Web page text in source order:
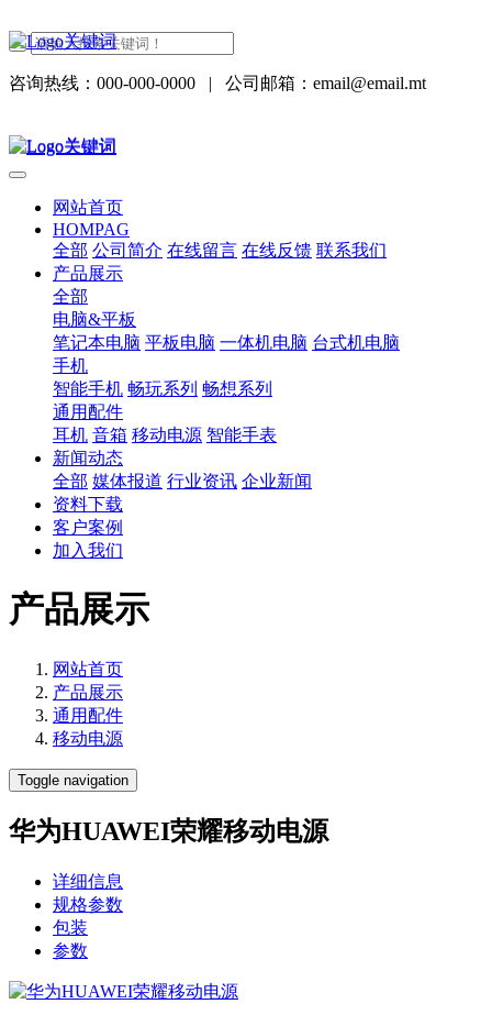
咨询热线：000-000-0000 | 公司邮箱：email@email.mt
网站首页
HOMPAG
全部 公司简介 在线留言 在线反馈 联系我们
产品展示
全部
电脑&平板
笔记本电脑 平板电脑 一体机电脑 台式机电脑
手机
智能手机 畅玩系列 畅想系列
通用配件
耳机 音箱 移动电源 智能手表
新闻动态
全部 媒体报道 行业资讯 企业新闻
资料下载
客户案例
加入我们
产品展示
网站首页
产品展示
通用配件
移动电源
Toggle navigation
华为HUAWEI荣耀移动电源
详细信息
规格参数
包装
参数